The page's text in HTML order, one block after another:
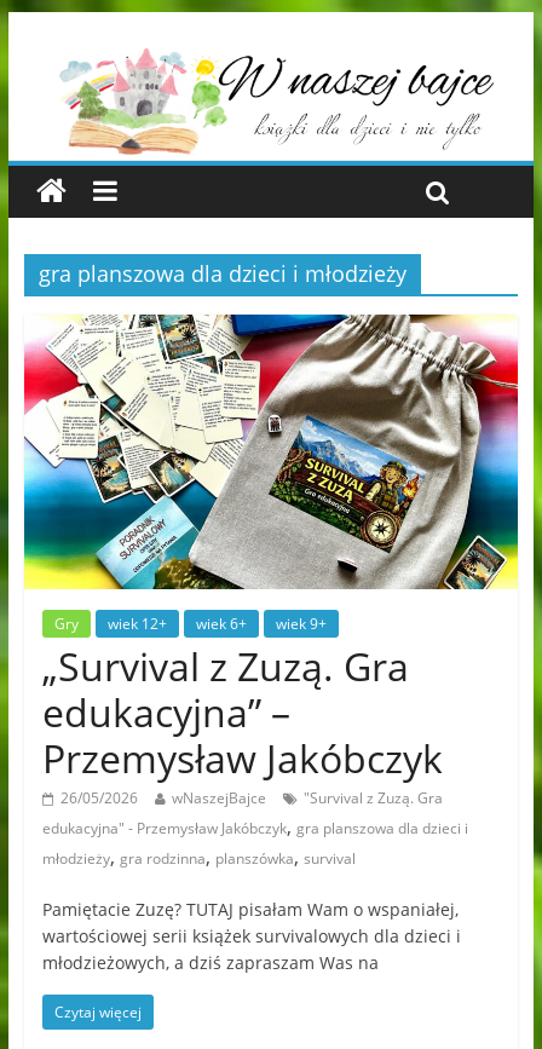
gra planszowa dla dzieci i młodzieży
Gry wiek 12+ wiek 6+ wiek 9+
„Survival z Zuzą. Gra
edukacyjna” –
Przemysław Jakóbczyk
26/05/2026 wNaszejBajce
"Survival z Zuzą. Gra
edukacyjna" - Przemysław Jakóbczyk, gra planszowa dla dzieci i
młodzieży, gra rodzinna, planszówka, survival
Pamiętacie Zuzę? TUTAJ pisałam Wam o wspaniałej,
wartościowej serii książek survivalowych dla dzieci i
młodzieżowych, a dziś zapraszam Was na
Czytaj więcej